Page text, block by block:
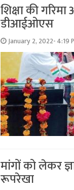
शिक्षा की
डीआईओएस
January 2, 2022- 4:19
मांगों को लेकर
रूपरेखा